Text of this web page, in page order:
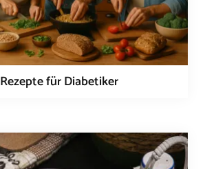
Rezepte für Diabetiker